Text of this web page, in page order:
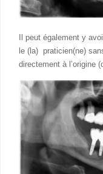
Il peut également y
le (la) praticien(ne)
directement à l’origine